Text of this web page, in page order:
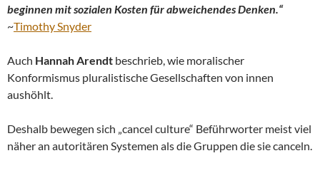
beginnen mit sozialen Kosten für abweichendes Denken.“
~Timothy Snyder
Auch Hannah Arendt beschrieb, wie moralischer
Konformismus pluralistische Gesellschaften von innen
aushöhlt.
Deshalb bewegen sich „cancel culture“ Beführworter meist viel
näher an autoritären Systemen als die Gruppen die sie canceln.